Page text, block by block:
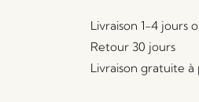
Livraison 1-4 jours
Retour 30 jours
Livraison gratuite à